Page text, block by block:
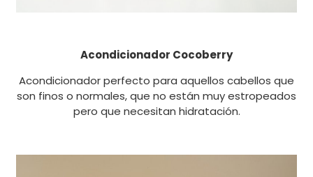
Acondicionador Cocoberry
Acondicionador perfecto para aquellos cabellos que
son finos o normales, que no están muy estropeados
pero que necesitan hidratación.